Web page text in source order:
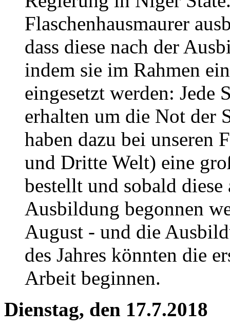
Flaschenhausmaurer
dass diese nach der
indem sie im Rahmen
eingesetzt werden:
erhalten um die Not der
haben dazu bei unseren
und Dritte Welt) eine
bestellt und sobald
Ausbildung begonnen
August - und die
des Jahres könnten die
Arbeit beginnen.
Dienstag, den 17.7.2018